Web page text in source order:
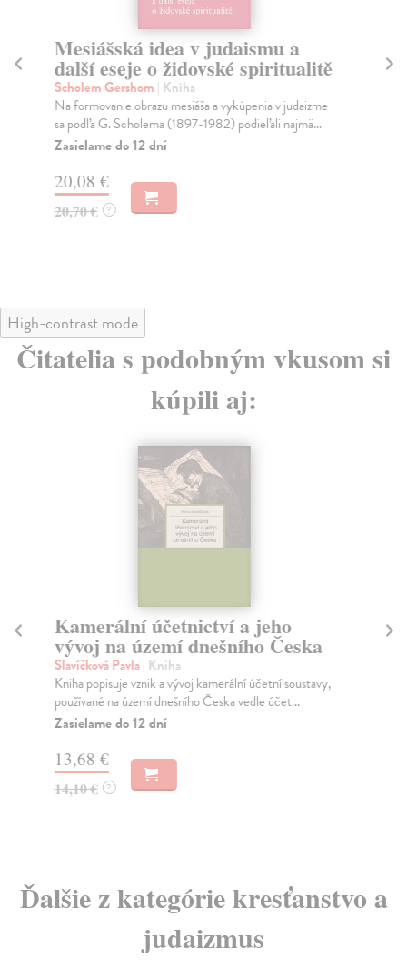
Mesiášská idea v judaismu a
další eseje o židovské spiritualitě
Scholem Gershom | Kniha
Na formovanie obrazu mesiáša a vykúpenia v judaizme
sa podľa G. Scholema (1897-1982) podieľali najmä...
Zasielame do 12 dní
20,08 €
20,70 € ?
High-contrast mode
Čitatelia s podobným vkusom si
kúpili aj:
Kamerální účetnictví a jeho
vývoj na území dnešního Česka
Slavíčková Pavla| Kniha
Kniha popisuje vznik a vývoj kamerální účetní soustavy,
používané na území dnešního Česka vedle účet...
Zasielame do 12 dní
13,68 €
14,10 € ?
Ďalšie z kategórie kresťanstvo a
judaizmus